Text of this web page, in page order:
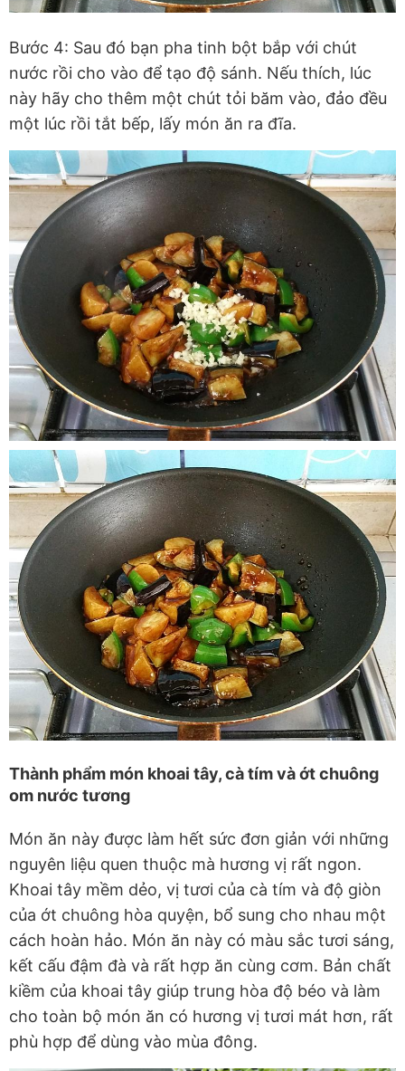
Bước 4: Sau đó bạn pha tinh bột bắp với chút
nước rồi cho vào để tạo độ sánh. Nếu thích, lúc
này hãy cho thêm một chút tỏi băm vào, đảo đều
một lúc rồi tắt bếp, lấy món ăn ra đĩa.
Thành phẩm món khoai tây, cà tím và ớt chuông
om nước tương
Món ăn này được làm hết sức đơn giản với những
nguyên liệu quen thuộc mà hương vị rất ngon.
Khoai tây mềm dẻo, vị tươi của cà tím và độ giòn
của ớt chuông hòa quyện, bổ sung cho nhau một
cách hoàn hảo. Món ăn này có màu sắc tươi sáng,
kết cấu đậm đà và rất hợp ăn cùng cơm. Bản chất
kiềm của khoai tây giúp trung hòa độ béo và làm
cho toàn bộ món ăn có hương vị tươi mát hơn, rất
phù hợp để dùng vào mùa đông.